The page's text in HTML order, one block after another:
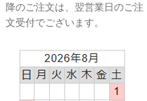
降のご注文は、翌営業日のご注
文受付でございます。